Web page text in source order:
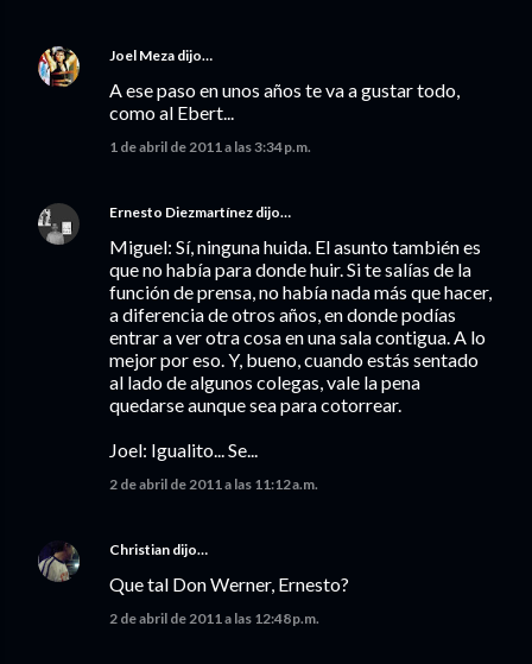
Joel Meza dijo…
A ese paso en unos años te va a gustar todo,
como al Ebert...
1 de abril de 2011 a las 3:34 p.m.
Ernesto Diezmartínez dijo…
Miguel: Sí, ninguna huida. El asunto también es
que no había para donde huir. Si te salías de la
función de prensa, no había nada más que hacer,
a diferencia de otros años, en donde podías
entrar a ver otra cosa en una sala contigua. A lo
mejor por eso. Y, bueno, cuando estás sentado
al lado de algunos colegas, vale la pena
quedarse aunque sea para cotorrear.
Joel: Igualito... Se...
2 de abril de 2011 a las 11:12 a.m.
Christian dijo…
Que tal Don Werner, Ernesto?
2 de abril de 2011 a las 12:48 p.m.